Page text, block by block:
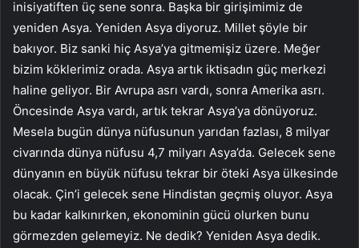
inisiyatiften üç sene sonra. Başka bir girişimimiz de
yeniden Asya. Yeniden Asya diyoruz. Millet şöyle bir
bakıyor. Biz sanki hiç Asya’ya gitmemişiz üzere. Meğer
bizim köklerimiz orada. Asya artık iktisadın güç merkezi
haline geliyor. Bir Avrupa asrı vardı, sonra Amerika asrı.
Öncesinde Asya vardı, artık tekrar Asya’ya dönüyoruz.
Mesela bugün dünya nüfusunun yarıdan fazlası, 8 milyar
civarında dünya nüfusu 4,7 milyarı Asya’da. Gelecek sene
dünyanın en büyük nüfusu tekrar bir öteki Asya ülkesinde
olacak. Çin’i gelecek sene Hindistan geçmiş oluyor. Asya
bu kadar kalkınırken, ekonominin gücü olurken bunu
görmezden gelemeyiz. Ne dedik? Yeniden Asya dedik.